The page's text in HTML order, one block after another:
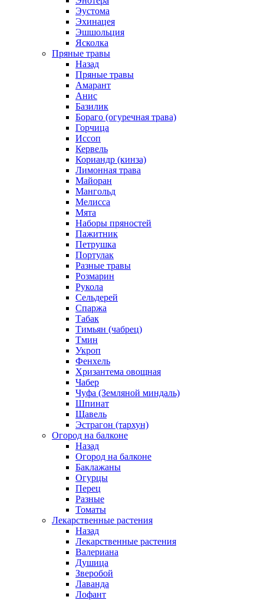
Эустома
Эхинацея
Эшшольция
Ясколка
Пряные травы
Назад
Пряные травы
Амарант
Анис
Базилик
Бораго (огуречная трава)
Горчица
Иссоп
Кервель
Кориандр (кинза)
Лимонная трава
Майоран
Мангольд
Мелисса
Мята
Наборы пряностей
Пажитник
Петрушка
Портулак
Разные травы
Розмарин
Рукола
Сельдерей
Спаржа
Табак
Тимьян (чабрец)
Тмин
Укроп
Фенхель
Хризантема овощная
Чабер
Чуфа (Земляной миндаль)
Шпинат
Щавель
Эстрагон (тархун)
Огород на балконе
Назад
Огород на балконе
Баклажаны
Огурцы
Перец
Разные
Томаты
Лекарственные растения
Назад
Лекарственные растения
Валериана
Душица
Зверобой
Лаванда
Лофант